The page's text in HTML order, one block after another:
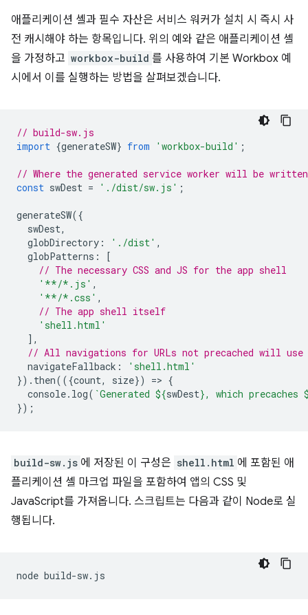
애플리케이션 셸과 필수 자산은 서비스 워커가 설치 시 즉시 사
전 캐시해야 하는 항목입니다. 위의 예와 같은 애플리케이션 셸
을 가정하고 workbox-build 를 사용하여 기본 Workbox 예
시에서 이를 실행하는 방법을 살펴보겠습니다.
// build-sw.js
import {generateSW} from 'workbox-build' ;
// Where the generated service worker will be
const swDest = './dist/sw.js' ;
generateSW({
swDest,
globDirectory : './dist' ,
globPatterns :
[
// The necessary CSS and JS for the app shell
'**/*.js' ,
'**/*.css' ,
// The app shell itself
'shell.html'
],
// All navigations for URLs not precached will use
navigateFallback :
'shell.html'
}). then(({count, size}) => {
console. log( `Generated ${swDest}, which precaches
});
build-sw.js 에 저장된 이 구성은 shell.html 에 포함된 애
플리케이션 셸 마크업 파일을 포함하여 앱의 CSS 및
JavaScript를 가져옵니다. 스크립트는 다음과 같이 Node로 실
행됩니다.
node